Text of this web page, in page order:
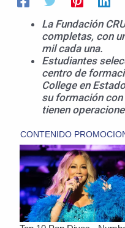
La Fundación
completas, con
mil cada una.
Estudiantes
centro de
College en
su formación
tienen